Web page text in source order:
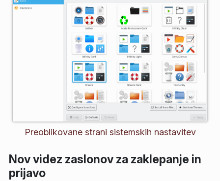
Preoblikovane strani sistemskih nastavitev
Nov videz zaslonov za zaklepanje in
prijavo